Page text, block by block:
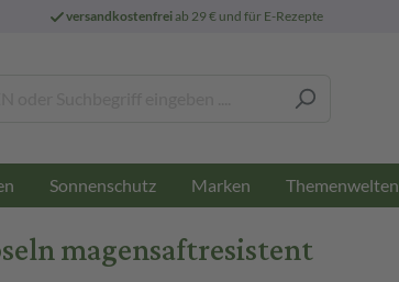
versandkostenfreiab 29 € und für E-Rezepte
Sonnenschutz Marken Themenwelten
magensaftresistent